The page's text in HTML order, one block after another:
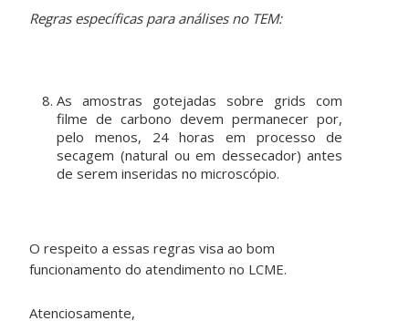
Regras específicas para análises no TEM:
As amostras gotejadas sobre grids com
filme de carbono devem permanecer por,
pelo menos, 24 horas em processo de
secagem (natural ou em dessecador) antes
de serem inseridas no microscópio.
O respeito a essas regras visa ao bom
funcionamento do atendimento no LCME.
Atenciosamente,